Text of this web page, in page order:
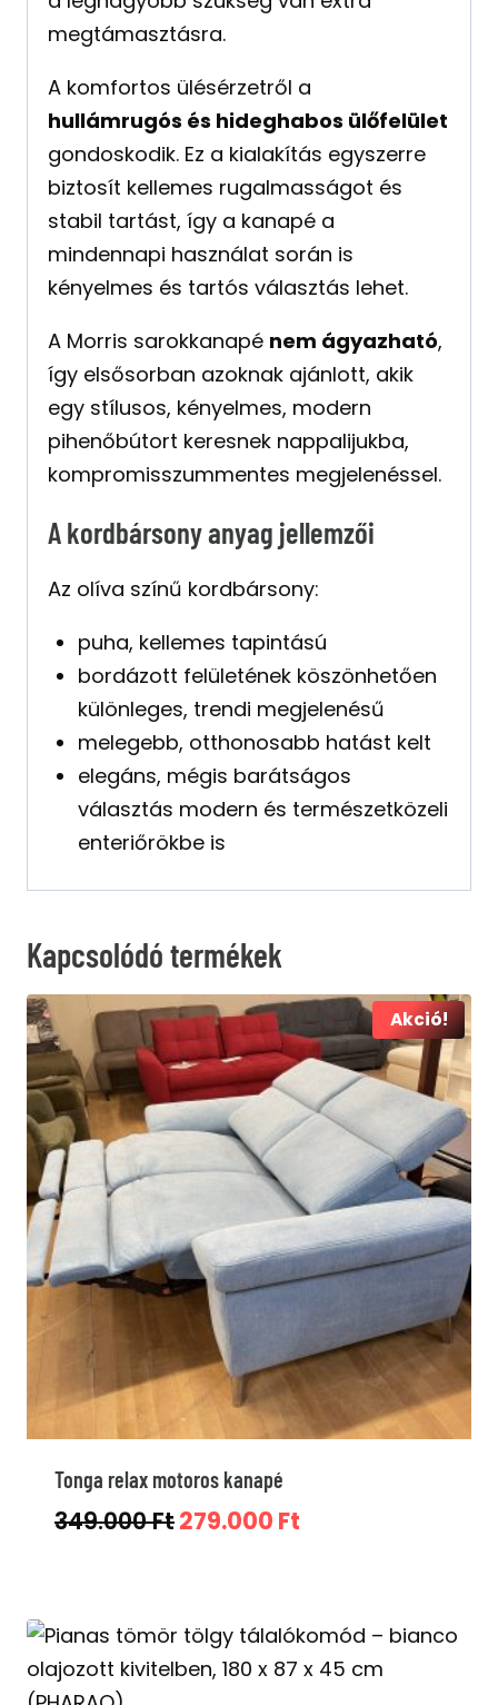
megtámasztásra.
A komfortos ülésérzetről a
hullámrugós és hideghabos ülőfelület
gondoskodik. Ez a kialakítás egyszerre
biztosít kellemes rugalmasságot és
stabil tartást, így a kanapé a
mindennapi használat során is
kényelmes és tartós választás lehet.
A Morris sarokkanapé nem ágyazható,
így elsősorban azoknak ajánlott, akik
egy stílusos, kényelmes, modern
pihenőbútort keresnek nappalijukba,
kompromisszummentes megjelenéssel.
A kordbársony anyag jellemzői
Az olíva színű kordbársony:
puha, kellemes tapintású
bordázott felületének köszönhetően
különleges, trendi megjelenésű
melegebb, otthonosabb hatást kelt
elegáns, mégis barátságos
választás modern és természetközeli
enteriőrökbe is
Kapcsolódó termékek
Akció!
Tonga relax motoros kanapé
349.000FtOriginal
349.000 Ft.
279.000 Ft
279.000 Ft.